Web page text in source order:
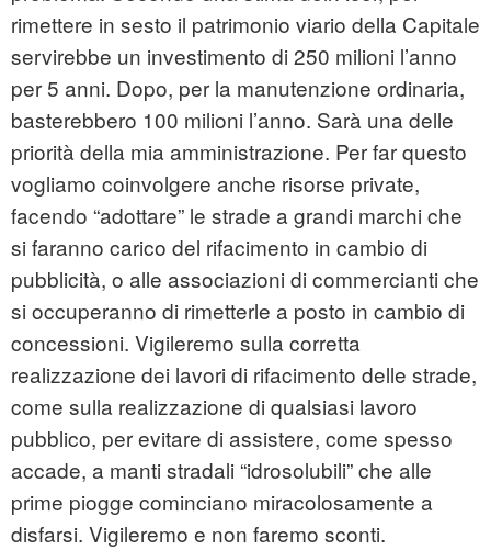
rimettere in sesto il patrimonio viario della Capitale
servirebbe un investimento di 250 milioni l’anno
per 5 anni. Dopo, per la manutenzione ordinaria,
basterebbero 100 milioni l’anno. Sarà una delle
priorità della mia amministrazione. Per far questo
vogliamo coinvolgere anche risorse private,
facendo “adottare” le strade a grandi marchi che
si faranno carico del rifacimento in cambio di
pubblicità, o alle associazioni di commercianti che
si occuperanno di rimetterle a posto in cambio di
concessioni. Vigileremo sulla corretta
realizzazione dei lavori di rifacimento delle strade,
come sulla realizzazione di qualsiasi lavoro
pubblico, per evitare di assistere, come spesso
accade, a manti stradali “idrosolubili” che alle
prime piogge cominciano miracolosamente a
disfarsi. Vigileremo e non faremo sconti.